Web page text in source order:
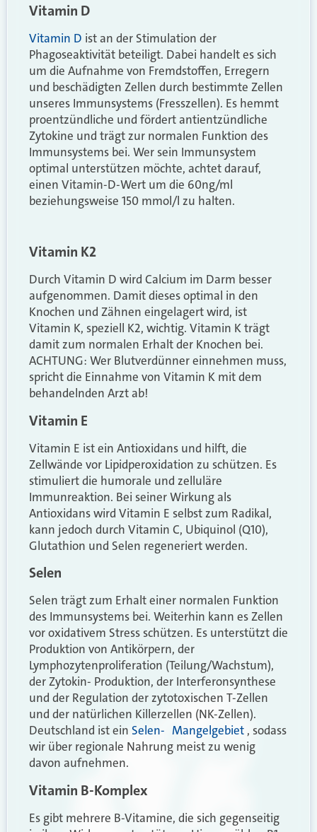
Vitamin D
Vitamin D ist an der Stimulation der
Phagoseaktivität beteiligt. Dabei handelt es sich
um die Aufnahme von Fremdstoffen, Erregern
und beschädigten Zellen durch bestimmte Zellen
unseres Immunsystems (Fresszellen). Es hemmt
proentzündliche und fördert antientzündliche
Zytokine und trägt zur normalen Funktion des
Immunsystems bei. Wer sein Immunsystem
optimal unterstützen möchte, achtet darauf,
einen Vitamin-D-Wert um die 60ng/ml
beziehungsweise 150 mmol/l zu halten.
Vitamin K2
Durch Vitamin D wird Calcium im Darm besser
aufgenommen. Damit dieses optimal in den
Knochen und Zähnen eingelagert wird, ist
Vitamin K, speziell K2, wichtig. Vitamin K trägt
damit zum normalen Erhalt der Knochen bei.
ACHTUNG: Wer Blutverdünner einnehmen muss,
spricht die Einnahme von Vitamin K mit dem
behandelnden Arzt ab!
Vitamin E
Vitamin E ist ein Antioxidans und hilft, die
Zellwände vor Lipidperoxidation zu schützen. Es
stimuliert die humorale und zelluläre
Immunreaktion. Bei seiner Wirkung als
Antioxidans wird Vitamin E selbst zum Radikal,
kann jedoch durch Vitamin C, Ubiquinol (Q10),
Glutathion und Selen regeneriert werden.
Selen
Selen trägt zum Erhalt einer normalen Funktion
des Immunsystems bei. Weiterhin kann es Zellen
vor oxidativem Stress schützen. Es unterstützt die
Produktion von Antikörpern, der
Lymphozytenproliferation (Teilung/Wachstum),
der Zytokin- Produktion, der Interferonsynthese
und der Regulation der zytotoxischen T-Zellen
und der natürlichen Killerzellen (NK-Zellen).
Deutschland ist ein Selen- Mangelgebiet , sodass
wir über regionale Nahrung meist zu wenig
davon aufnehmen.
Vitamin B-Komplex
Es gibt mehrere B-Vitamine, die sich gegenseitig